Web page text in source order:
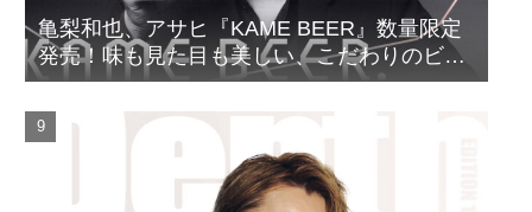
亀梨和也、アサヒ『KAME BEER』数量限定
発売！味も見た目も美しい、こだわりのビー
ルがついに完成